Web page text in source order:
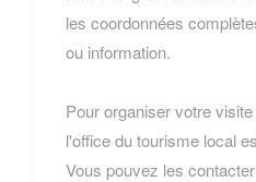
les coordonnées
ou information.
Pour organiser votre
l'office du tourisme local
Vous pouvez les